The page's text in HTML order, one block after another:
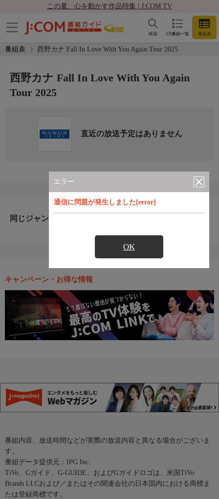
この夏、心を動かす作品特集 | J:COM TV
CS番組一覧 番組表
検索
番組表 西野カナ Fall In Love With You Again Tour 2025
エラー
通信に問題が発生しました[error]
OK
西野カナ Fall In Love With You Again
Tour 2025
直近の放送予定はありません
同じジャンルのおすすめ番組
キャンペーン・お得な情報
番組内容、放送時間などが実際の放送内容と異なる場合がございま
す。
番組データ提供元：IPG Inc.
TiVo、Gガイド、G-GUIDE、およびGガイドロゴは、米国TiVo
Brands LLCおよび／またはその関連会社の日本国内における商標ま
たは登録商標です。